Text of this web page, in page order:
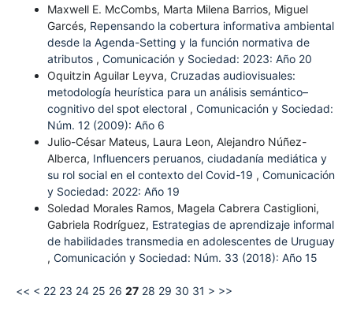
Maxwell E. McCombs, Marta Milena Barrios, Miguel
Garcés, Repensando la cobertura informativa ambiental
desde la Agenda-Setting y la función normativa de
atributos , Comunicación y Sociedad: 2023: Año 20
Oquitzin Aguilar Leyva, Cruzadas audiovisuales:
metodología heurística para un análisis semántico–
cognitivo del spot electoral , Comunicación y Sociedad:
Núm. 12 (2009): Año 6
Julio-César Mateus, Laura Leon, Alejandro Núñez-
Alberca, Influencers peruanos, ciudadanía mediática y
su rol social en el contexto del Covid-19 , Comunicación
y Sociedad: 2022: Año 19
Soledad Morales Ramos, Magela Cabrera Castiglioni,
Gabriela Rodríguez, Estrategias de aprendizaje informal
de habilidades transmedia en adolescentes de Uruguay
, Comunicación y Sociedad: Núm. 33 (2018): Año 15
<< < 22 23 24 25 26 27 28 29 30 31 > >>